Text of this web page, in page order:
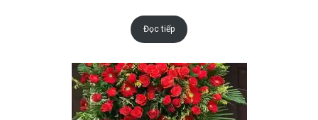
Đọc tiếp